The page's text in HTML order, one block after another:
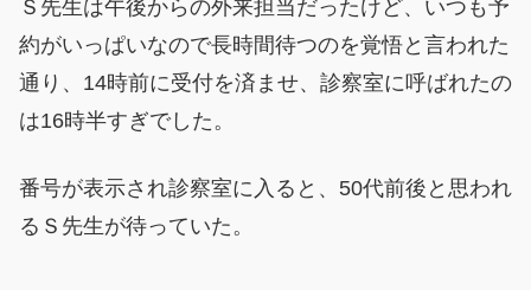
Ｓ先生は午後からの外来担当だったけど、いつも予
約がいっぱいなので長時間待つのを覚悟と言われた
通り、14時前に受付を済ませ、診察室に呼ばれたの
は16時半すぎでした。
番号が表示され診察室に入ると、50代前後と思われ
るＳ先生が待っていた。